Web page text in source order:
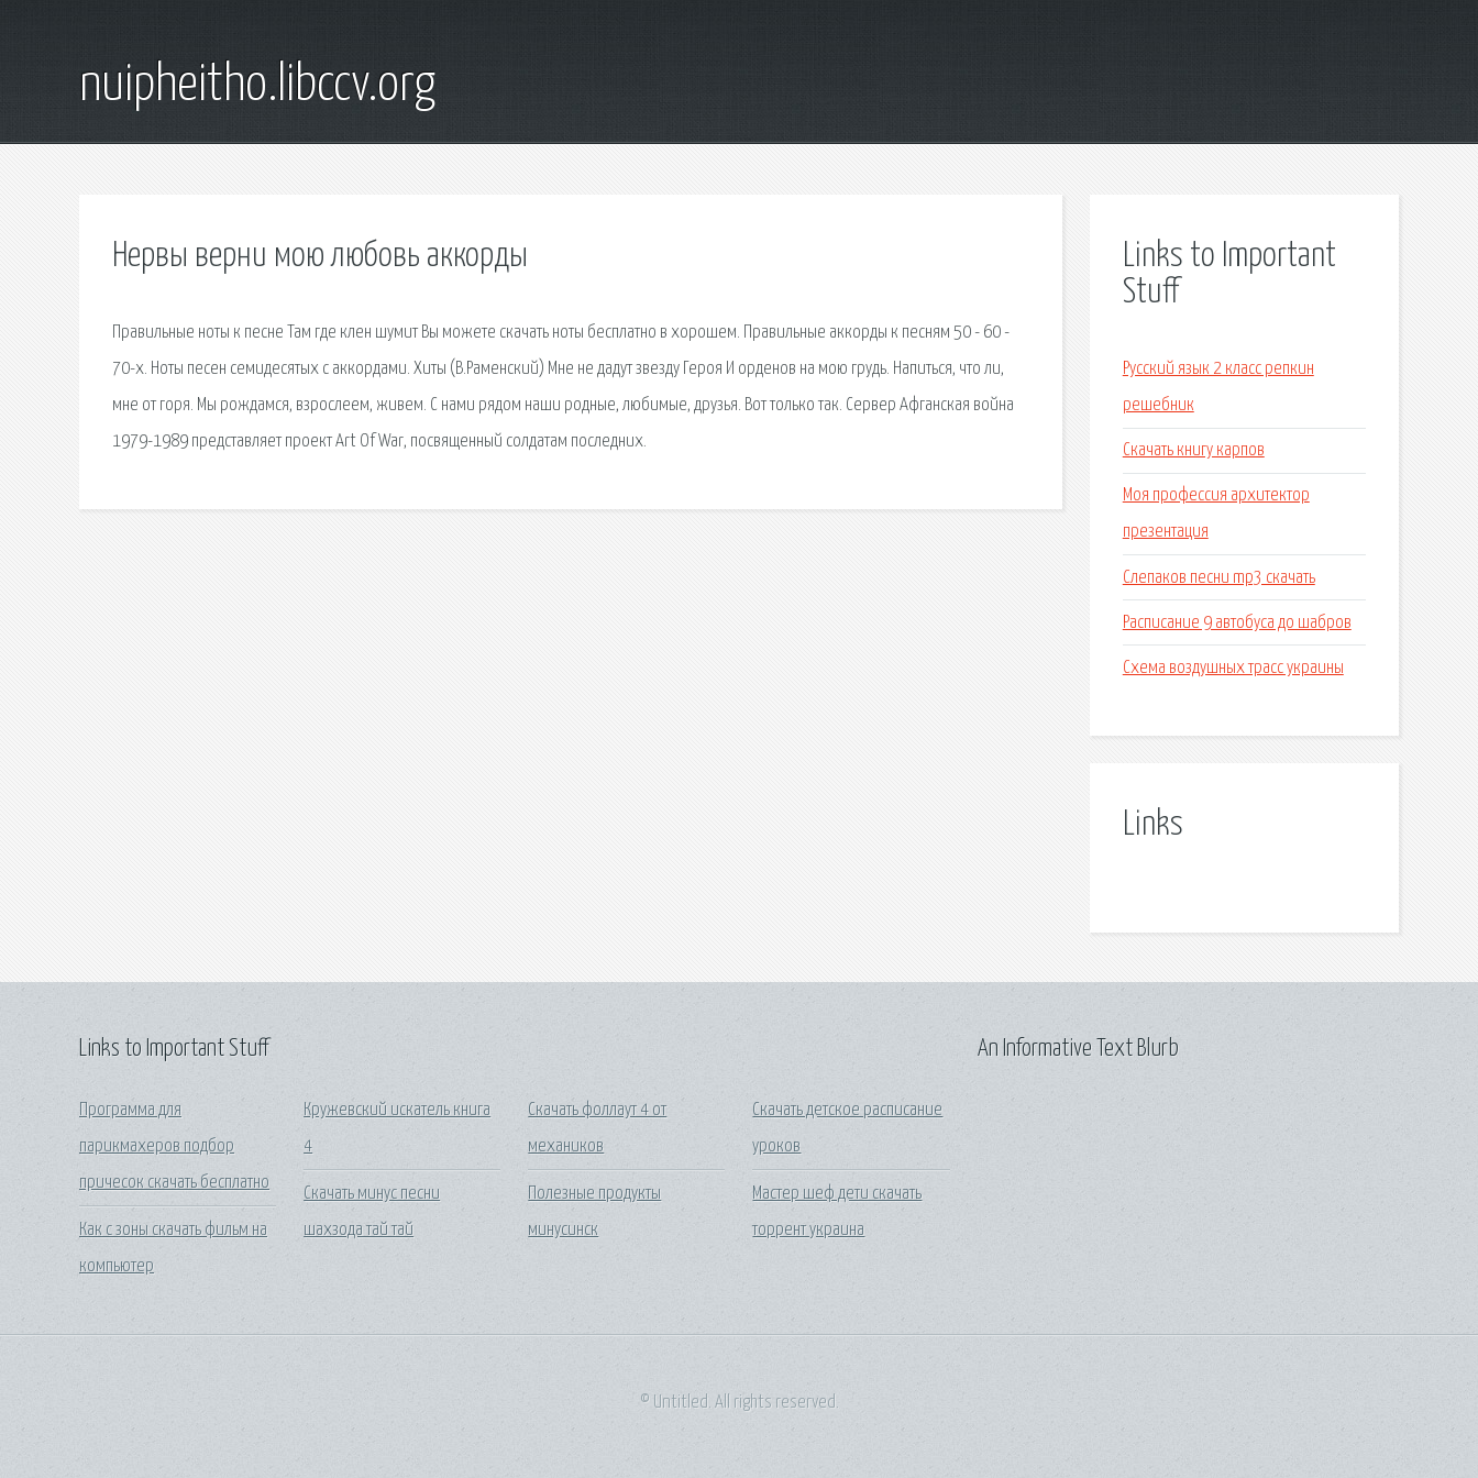
nuipheitho.libccv.org
Нервы верни мою любовь аккорды
Правильные ноты к песне Там где клен шумит Вы можете скачать ноты бесплатно в хорошем. Правильные аккорды к песням 50 - 60 -
70-х. Ноты песен семидесятых с аккордами. Хиты (В.Раменский) Мне не дадут звезду Героя И орденов на мою грудь. Напиться, что ли,
мне от горя. Мы рождамся, взрослеем, живем. С нами рядом наши родные, любимые, друзья. Вот только так. Сервер Афганская война
1979-1989 представляет проект Art Of War, посвященный солдатам последних.
Links to Important
Stuff
Русский язык 2 класс репкин
решебник
Скачать книгу карпов
Моя профессия архитектор
презентация
Слепаков песни mp3 скачать
Расписание 9 автобуса до шабров
Схема воздушных трасс украины
Links
Links to Important Stuff
Программа для
парикмахеров подбор
причесок скачать бесплатно
Как с зоны скачать фильм на
компьютер
Кружевский искатель книга
4
Скачать минус песни
шахзода тай тай
Скачать фоллаут 4 от
механиков
Полезные продукты
минусинск
Скачать детское расписание
уроков
Мастер шеф дети скачать
торрент украина
An Informative Text Blurb
© Untitled. All rights reserved.